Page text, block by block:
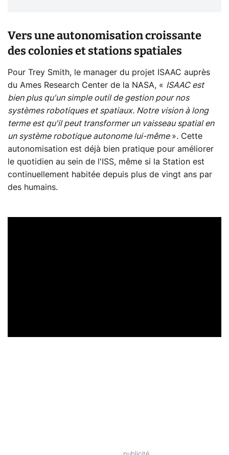
Vers une autonomisation croissante
des colonies et stations spatiales
Pour Trey Smith, le manager du projet ISAAC auprès
du Ames Research Center de la NASA, « ISAAC est
bien plus qu'un simple outil de gestion pour nos
systèmes robotiques et spatiaux. Notre vision à long
terme est qu'il peut transformer un vaisseau spatial en
un système robotique autonome lui-même ». Cette
autonomisation est déjà bien pratique pour améliorer
le quotidien au sein de l'ISS, même si la Station est
continuellement habitée depuis plus de vingt ans par
des humains.